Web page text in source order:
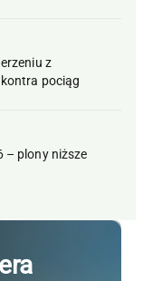
z
pociąg
– plony niższe